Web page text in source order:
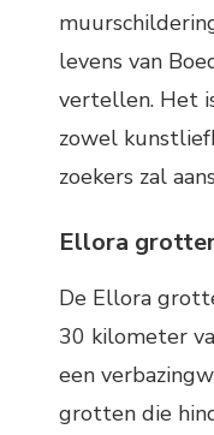
levens van
vertellen. Het
zowel
zoekers zal
Ellora
De Ellora
30 kilometer
een
grotten die